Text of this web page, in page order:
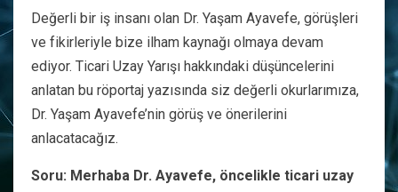
Değerli bir iş insanı olan Dr. Yaşam Ayavefe, görüşleri
ve fikirleriyle bize ilham kaynağı olmaya devam
ediyor. Ticari Uzay Yarışı hakkındaki düşüncelerini
anlatan bu röportaj yazısında siz değerli okurlarımıza,
Dr. Yaşam Ayavefe’nin görüş ve önerilerini
anlacatacağız.
Soru: Merhaba Dr. Ayavefe, öncelikle ticari uzay